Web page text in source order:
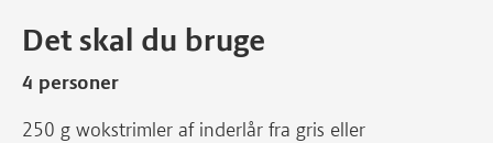
Det skal du bruge
4 personer
250 g wokstrimler af inderlår fra gris eller